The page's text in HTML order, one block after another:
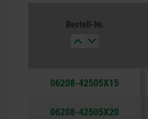
80
Bestell-Nr.
06208-42505X15
06208-42505X20